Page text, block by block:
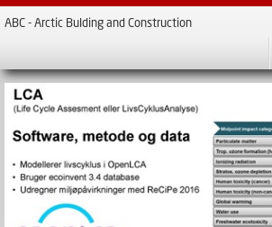
ABC - Arctic Bulding and Construction